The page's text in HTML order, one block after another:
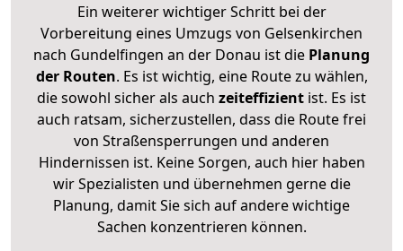
Ein weiterer wichtiger Schritt bei der
Vorbereitung eines Umzugs von Gelsenkirchen
nach Gundelfingen an der Donau ist die Planung
der Routen. Es ist wichtig, eine Route zu wählen,
die sowohl sicher als auch zeiteffizient ist. Es ist
auch ratsam, sicherzustellen, dass die Route frei
von Straßensperrungen und anderen
Hindernissen ist. Keine Sorgen, auch hier haben
wir Spezialisten und übernehmen gerne die
Planung, damit Sie sich auf andere wichtige
Sachen konzentrieren können.